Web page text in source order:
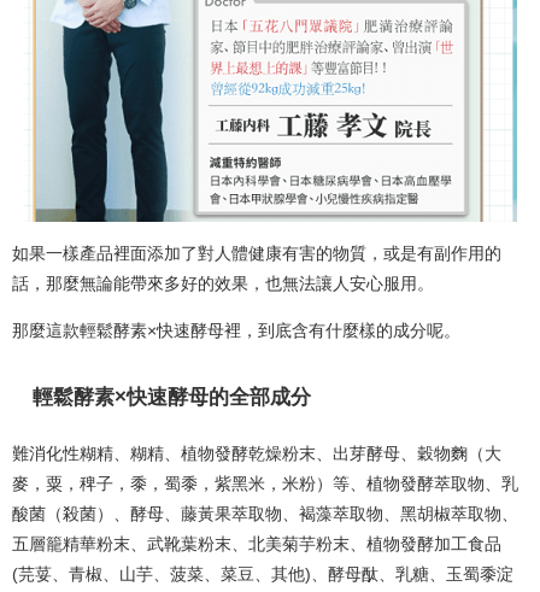
如果一樣產品裡面添加了對人體健康有害的物質，或是有副作用的
話，那麼無論能帶來多好的效果，也無法讓人安心服用。
那麼這款輕鬆酵素×快速酵母裡，到底含有什麼樣的成分呢。
輕鬆酵素×快速酵母的全部成分
難消化性糊精、糊精、植物發酵乾燥粉末、出芽酵母、穀物麴（大
麥，粟，稗子，黍，蜀黍，紫黑米，米粉）等、植物發酵萃取物、乳
酸菌（殺菌）、酵母、藤黃果萃取物、褐藻萃取物、黑胡椒萃取物、
五層籠精華粉末、武靴葉粉末、北美菊芋粉末、植物發酵加工食品
(芫荽、青椒、山芋、菠菜、菜豆、其他)、酵母酞、乳糖、玉蜀黍淀